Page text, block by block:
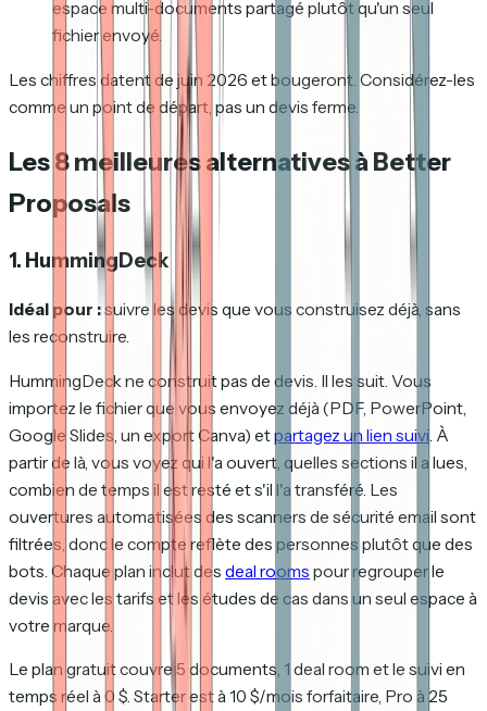
espace multi-documents partagé plutôt qu'un seul
fichier envoyé.
Les chiffres datent de juin 2026 et bougeront. Considérez-les
comme un point de départ, pas un devis ferme.
Les 8 meilleures alternatives à Better
Proposals
1. HummingDeck
Idéal pour :suivre les devis que vous construisez déjà, sans
les reconstruire.
HummingDeck ne construit pas de devis. Il les suit. Vous
importez le fichier que vous envoyez déjà (PDF, PowerPoint,
Google Slides, un export Canva) etpartagez un lien suivi. À
partir de là, vous voyez qui l'a ouvert, quelles sections il a lues,
combien de temps il est resté et s'il l'a transféré. Les
ouvertures automatisées des scanners de sécurité email sont
filtrées, donc le compte reflète des personnes plutôt que des
bots. Chaque plan inclut des deal rooms pour regrouper le
devis avec les tarifs et les études de cas dans un seul espace à
votre marque.
Le plan gratuit couvre 5 documents, 1 deal room et le suivi en
temps réel à 0 $. Starter est à 10 $/mois forfaitaire, Pro à 25